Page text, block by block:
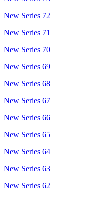
New Series 72
New Series 71
New Series 70
New Series 69
New Series 68
New Series 67
New Series 66
New Series 65
New Series 64
New Series 63
New Series 62